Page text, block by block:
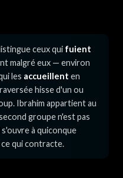
ceux qui fuient
malgré eux — environ
les accueillent en
hisse d'un ou
Ibrahim appartient au
groupe n'est pas
à quiconque
qui contracte.